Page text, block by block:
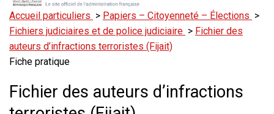
Accueil particuliers > Papiers – Citoyenneté – Élections >
Fichiers judiciaires et de police judiciaire > Fichier des
auteurs d’infractions terroristes (Fijait)
Fiche pratique
Fichier des auteurs d’infractions